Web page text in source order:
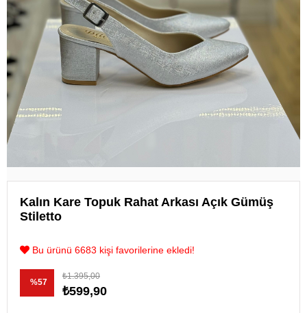
Kalın Kare Topuk Rahat Arkası Açık Gümüş
Stiletto
Bu ürünü 6683 kişi favorilerine ekledi!
%57
İndirim
₺1.395,00
₺599,90